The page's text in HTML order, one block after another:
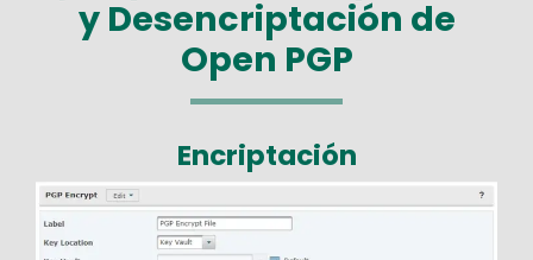
y Desencriptación de
Open PGP
Encriptación
Image